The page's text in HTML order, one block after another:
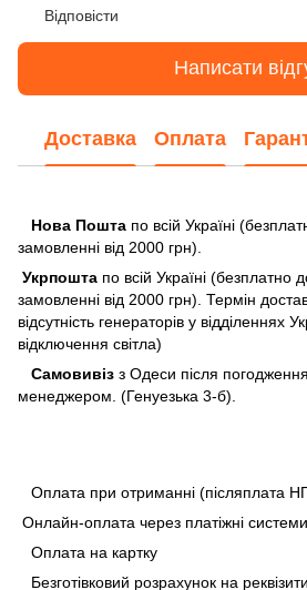
Відповісти
Написати
Доставка Оплата
Нова Пошта по всій Україні
замовленні від 2000 грн).
Укрпошта по всій Україні (безплатно
замовленні від 2000 грн). Термін
відсутність генераторів у відділеннях
відключення світла)
Самовивіз з Одеси після
менеджером. (Генуезька 3-б).
Оплата при отриманні (післяплата
Онлайн-оплата через платіжні системи
Оплата на картку
Безготівковий розрахунок на